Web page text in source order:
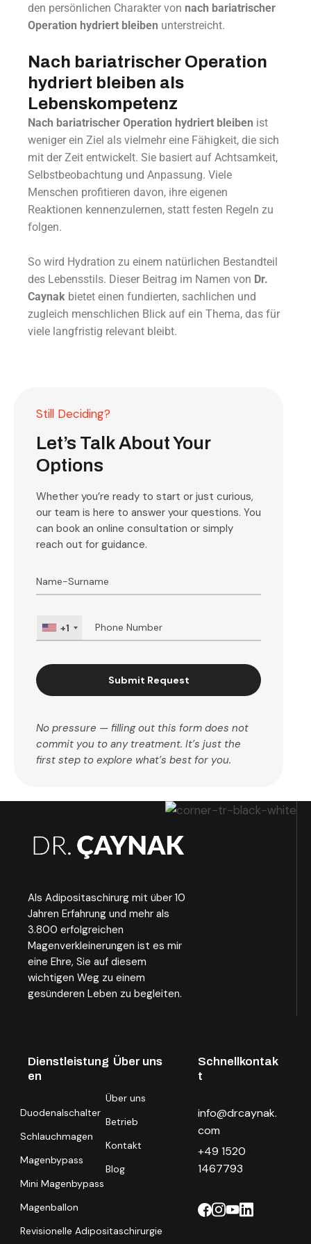
den persönlichen Charakter von nach bariatrischer
Operation hydriert bleiben unterstreicht.
Nach bariatrischer Operation
hydriert bleiben als
Lebenskompetenz
Nach bariatrischer Operation hydriert bleiben ist
weniger ein Ziel als vielmehr eine Fähigkeit, die sich
mit der Zeit entwickelt. Sie basiert auf Achtsamkeit,
Selbstbeobachtung und Anpassung. Viele
Menschen profitieren davon, ihre eigenen
Reaktionen kennenzulernen, statt festen Regeln zu
folgen.
So wird Hydration zu einem natürlichen Bestandteil
des Lebensstils. Dieser Beitrag im Namen von Dr.
Caynak bietet einen fundierten, sachlichen und
zugleich menschlichen Blick auf ein Thema, das für
viele langfristig relevant bleibt.
Still Deciding?
Let’s Talk About Your
Options
Whether you’re ready to start or just curious,
our team is here to answer your questions. You
can book an online consultation or simply
reach out for guidance.
+1
Submit Request
No pressure — filling out this form does not
commit you to any treatment. It’s just the
first step to explore what’s best for you.
Als Adipositaschirurg mit über 10
Jahren Erfahrung und mehr als
3.800 erfolgreichen
Magenverkleinerungen ist es mir
eine Ehre, Sie auf diesem
wichtigen Weg zu einem
gesünderen Leben zu begleiten.
Dienstleistung
en
Duodenalschalter
Schlauchmagen
Magenbypass
Mini Magenbypass
Magenballon
Revisionelle Adipositaschirurgie
Über uns
Über uns
Betrieb
Kontakt
Blog
Schnellkontak
t
info@drcaynak.
com
+49 1520
1467793